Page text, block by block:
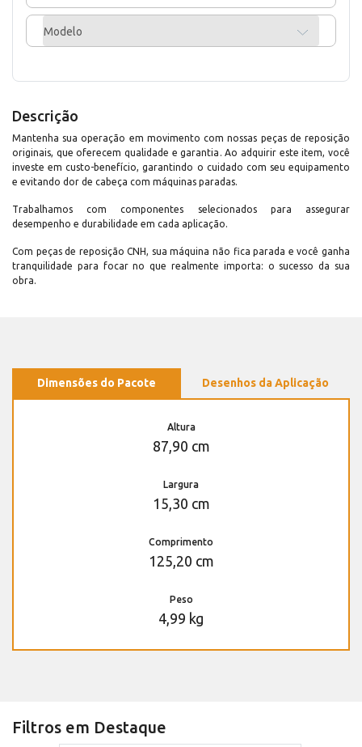
Modelo
Descrição
Mantenha sua operação em movimento com nossas peças de reposição
originais, que oferecem qualidade e garantia. Ao adquirir este item, você
investe em custo-benefício, garantindo o cuidado com seu equipamento
e evitando dor de cabeça com máquinas paradas.
Trabalhamos com componentes selecionados para assegurar
desempenho e durabilidade em cada aplicação.
Com peças de reposição CNH, sua máquina não fica parada e você ganha
tranquilidade para focar no que realmente importa: o sucesso da sua
obra.
Dimensões do Pacote Desenhos da Aplicação
Altura
87,90 cm
Largura
15,30 cm
Comprimento
125,20 cm
Peso
4,99 kg
Filtros em Destaque